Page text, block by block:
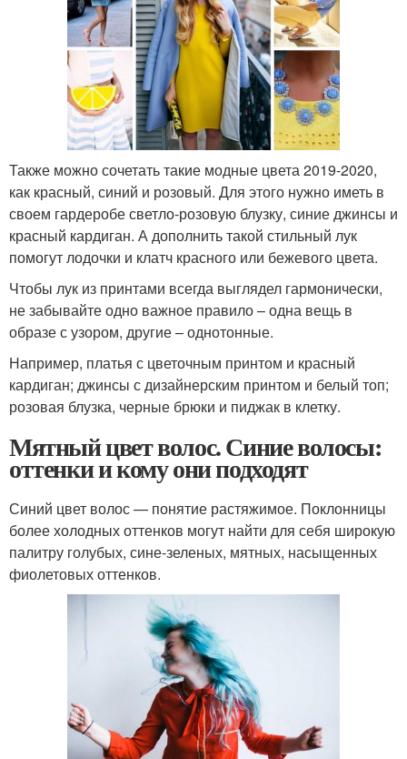
Также можно сочетать такие модные цвета 2019-2020,
как красный, синий и розовый. Для этого нужно иметь в
своем гардеробе светло-розовую блузку, синие джинсы и
красный кардиган. А дополнить такой стильный лук
помогут лодочки и клатч красного или бежевого цвета.
Чтобы лук из принтами всегда выглядел гармонически,
не забывайте одно важное правило – одна вещь в
образе с узором, другие – однотонные.
Например, платья с цветочным принтом и красный
кардиган; джинсы с дизайнерским принтом и белый топ;
розовая блузка, черные брюки и пиджак в клетку.
Мятный цвет волос. Синие волосы:
оттенки и кому они подходят
Синий цвет волос — понятие растяжимое. Поклонницы
более холодных оттенков могут найти для себя широкую
палитру голубых, сине-зеленых, мятных, насыщенных
фиолетовых оттенков.